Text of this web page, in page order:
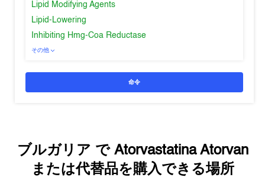
Lipid Modifying Agents
Lipid-Lowering
Inhibiting Hmg-Coa Reductase
その他
命令
ブルガリア で Atorvastatina Atorvan
または代替品を購入できる場所